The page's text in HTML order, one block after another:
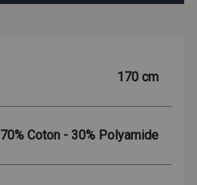
170 cm
70% Coton - 30% Polyamide